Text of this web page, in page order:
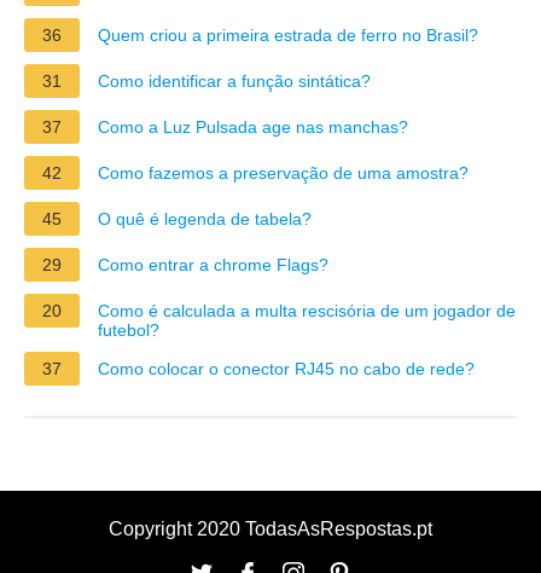
36 Quem criou a primeira estrada de ferro no Brasil?
31 Como identificar a função sintática?
37 Como a Luz Pulsada age nas manchas?
42 Como fazemos a preservação de uma amostra?
45 O quê é legenda de tabela?
29 Como entrar a chrome Flags?
20
Como é calculada a multa rescisória de um jogador de
futebol?
37
Como colocar o conector RJ45 no cabo de rede?
Copyright 2020 TodasAsRespostas.pt